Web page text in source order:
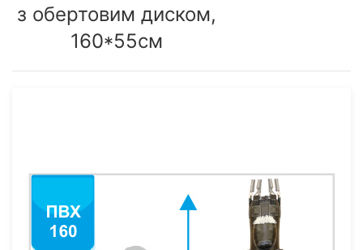
з обертовим диском,
160*55см